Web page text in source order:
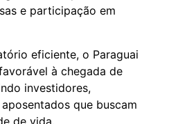
e participação em
eficiente, o Paraguai
à chegada de
investidores,
que buscam
de vida.